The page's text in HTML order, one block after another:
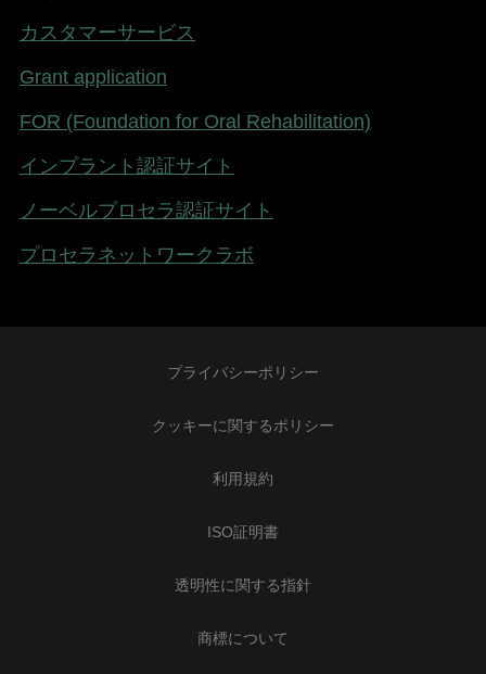
Japan
カスタマーサービス
Grant application
FOR (Foundation for Oral Rehabilitation)
インプラント認証サイト
ノーベルプロセラ認証サイト
プロセラネットワークラボ
プライバシーポリシー
クッキーに関するポリシー
利用規約
ISO証明書
透明性に関する指針
商標について